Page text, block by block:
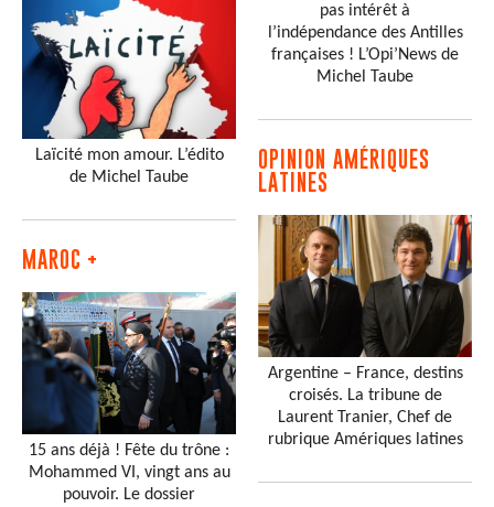
Laïcité mon amour. L’édito
de Michel Taube
MAROC +
15 ans déjà ! Fête du trône :
Mohammed VI, vingt ans au
pouvoir. Le dossier
pas intérêt à
l’indépendance des Antilles
françaises ! L’Opi’News de
Michel Taube
OPINION AMÉRIQUES
LATINES
Argentine – France, destins
croisés. La tribune de
Laurent Tranier, Chef de
rubrique Amériques latines